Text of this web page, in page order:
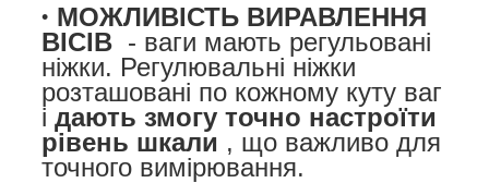
МОЖЛИВІСТЬ ВИРАВЛЕННЯ
ВІСІВ - ваги мають регульовані
ніжки. Регулювальні ніжки
розташовані по кожному куту ваг
і дають змогу точно настроїти
рівень шкали , що важливо для
точного вимірювання.